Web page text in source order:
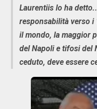
Laurentiis lo ha
responsabilità verso
il mondo, la maggior
del Napoli e tifosi del
ceduto, deve essere